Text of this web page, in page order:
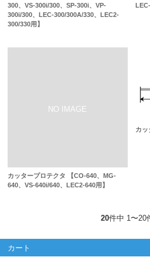
300、VS-300i/300、SP-300i、VP-
300i/300、LEC-300/300A/330、LEC2-
300/330用】
カッタープロテクタ 【CO-640、MG-
640、VS-640i/640、LEC2-640用】
カッ
20件中 1〜20
カート